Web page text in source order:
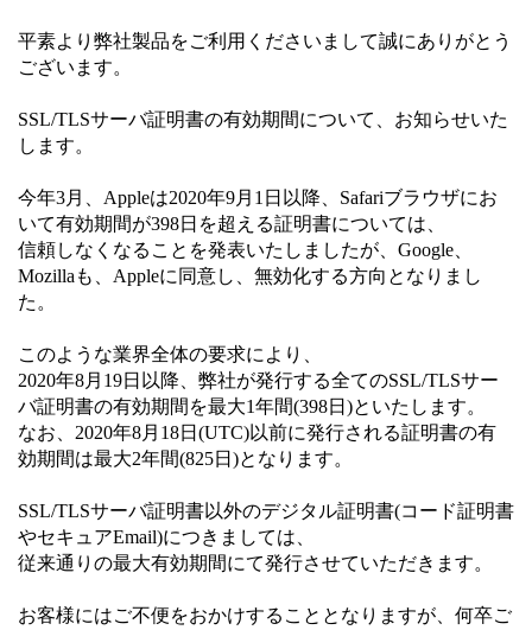
平素より弊社製品をご利用くださいまして誠にありがとう
ございます。
SSL/TLSサーバ証明書の有効期間について、お知らせいた
します。
今年3月、Appleは2020年9月1日以降、Safariブラウザにお
いて有効期間が398日を超える証明書については、
信頼しなくなることを発表いたしましたが、Google、
Mozillaも、Appleに同意し、無効化する方向となりまし
た。
このような業界全体の要求により、
2020年8月19日以降、弊社が発行する全てのSSL/TLSサー
バ証明書の有効期間を最大1年間(398日)といたします。
なお、2020年8月18日(UTC)以前に発行される証明書の有
効期間は最大2年間(825日)となります。
SSL/TLSサーバ証明書以外のデジタル証明書(コード証明書
やセキュアEmail)につきましては、
従来通りの最大有効期間にて発行させていただきます。
お客様にはご不便をおかけすることとなりますが、何卒ご